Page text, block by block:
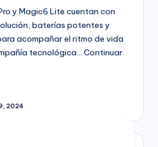
y Magic6 Lite cuentan con
baterías potentes y
acompañar el ritmo de vida
tecnológica… Continuar
2024